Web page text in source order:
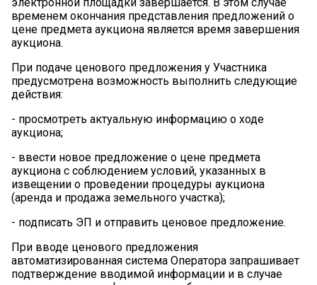
электронной площадки завершается. В этом случае
временем окончания представления предложений о
цене предмета аукциона является время завершения
аукциона.
При подаче ценового предложения у Участника
предусмотрена возможность выполнить следующие
действия:
- просмотреть актуальную информацию о ходе
аукциона;
- ввести новое предложение о цене предмета
аукциона с соблюдением условий, указанных в
извещении о проведении процедуры аукциона
(аренда и продажа земельного участка);
- подписать ЭП и отправить ценовое предложение.
При вводе ценового предложения
автоматизированная система Оператора запрашивает
подтверждение вводимой информации и в случае